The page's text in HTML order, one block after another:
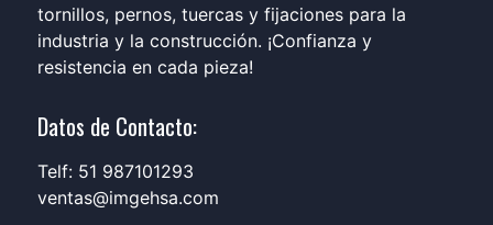
tornillos, pernos, tuercas y fijaciones para la
industria y la construcción. ¡Confianza y
resistencia en cada pieza!
Datos de Contacto:
Telf: 51 987101293
ventas@imgehsa.com